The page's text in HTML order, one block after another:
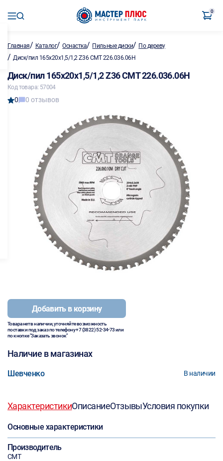
0
Главная/ Каталог/Оснастка/ Пильные диски/ По дереву
/ Диск/пил 165х20х1,5/1,2 Z36 CMT 226.036.06H
Диск/пил 165х20х1,5/1,2 Z36 CMT 226.036.06H
Код товара: 57004
0 0 отзывов
Добавить в корзину
Товара нет в наличии, уточняйте возможность
поставки под заказ по телефону+7 (3822) 52-34-73или
по кнопке "Заказать звонок"
Наличие в магазинах
Шевченко В наличии
ХарактеристикиОписаниеОтзывыУсловия покупки
Основные характеристики
Производитель
CMT